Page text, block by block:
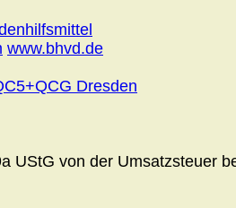
www.bhvd.de
Dresden
UStG von der Umsatzsteuer